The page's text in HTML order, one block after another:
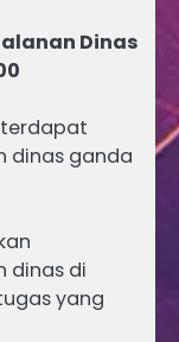
Dinas
terdapat
dinas ganda
dinas di
yang